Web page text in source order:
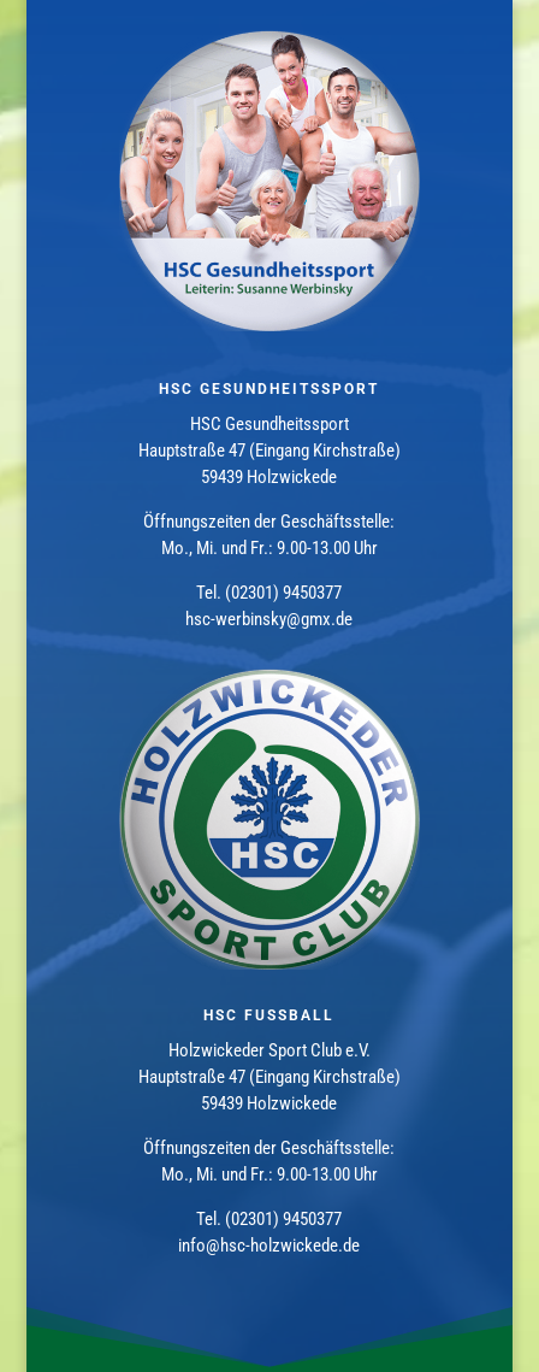
HSC GESUNDHEITSSPORT
HSC Gesundheitssport
Hauptstraße 47 (Eingang Kirchstraße)
59439 Holzwickede
Öffnungszeiten der Geschäftsstelle:
Mo., Mi. und Fr.: 9.00-13.00 Uhr
Tel. (02301) 9450377
hsc-werbinsky@gmx.de
HSC FUSSBALL
Holzwickeder Sport Club e.V.
Hauptstraße 47 (Eingang Kirchstraße)
59439 Holzwickede
Öffnungszeiten der Geschäftsstelle:
Mo., Mi. und Fr.: 9.00-13.00 Uhr
Tel. (02301) 9450377
info@hsc-holzwickede.de